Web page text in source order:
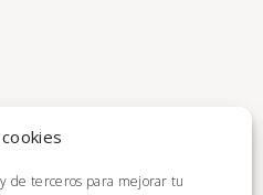
de terceros para mejorar tu